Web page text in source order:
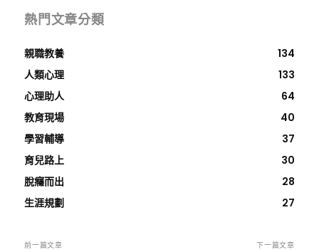
熱門文章分類
親職教養
134
人類心理
133
心理助人
64
教育現場
40
學習輔導
37
育兒路上
30
脫癮而出
28
生涯規劃
27
前一篇文章 下一篇文章